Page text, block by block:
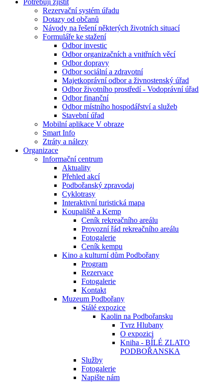
Potřebuji zjistit
Rezervační systém úřadu
Dotazy od občanů
Návody na řešení některých životních situací
Formuláře ke stažení
Odbor investic
Odbor organizačních a vnitřních věcí
Odbor dopravy
Odbor sociální a zdravotní
Majetkoprávní odbor a živnostenský úřad
Odbor životního prostředí - Vodoprávní úřad
Odbor finanční
Odbor místního hospodářství a služeb
Stavební úřad
Mobilní aplikace V obraze
Smart Info
Ztráty a nálezy
Organizace
Informační centrum
Aktuality
Přehled akcí
Podbořanský zpravodaj
Cyklotrasy
Interaktivní turistická mapa
Koupaliště a Kemp
Ceník rekreačního areálu
Provozní řád rekreačního areálu
Fotogalerie
Ceník kempu
Kino a kulturní dům Podbořany
Program
Rezervace
Fotogalerie
Kontakt
Muzeum Podbořany
Stálé expozice
Kaolin na Podbořansku
Tvrz Hlubany
O expozici
Kniha - BÍLÉ ZLATO
PODBOŘANSKA
Služby
Fotogalerie
Napište nám